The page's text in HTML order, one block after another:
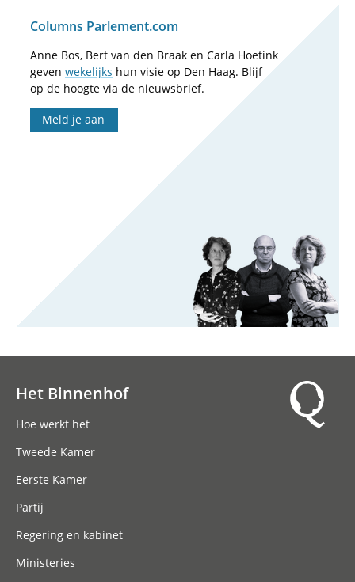
Columns Parlement.com
Anne Bos, Bert van den Braak en Carla Hoetink
geven wekelijks hun visie op Den Haag. Blijf
op de hoogte via de nieuwsbrief.
Meld je aan
Het Binnenhof
Hoe werkt het
Tweede Kamer
Eerste Kamer
Partij
Regering en kabinet
Ministeries